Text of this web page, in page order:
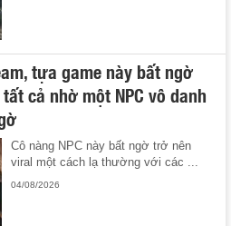
tựa game này bất ngờ
cả nhờ một NPC vô danh
Cô nàng NPC này bất ngờ trở nên
viral một cách lạ thường với các ...
04/08/2026